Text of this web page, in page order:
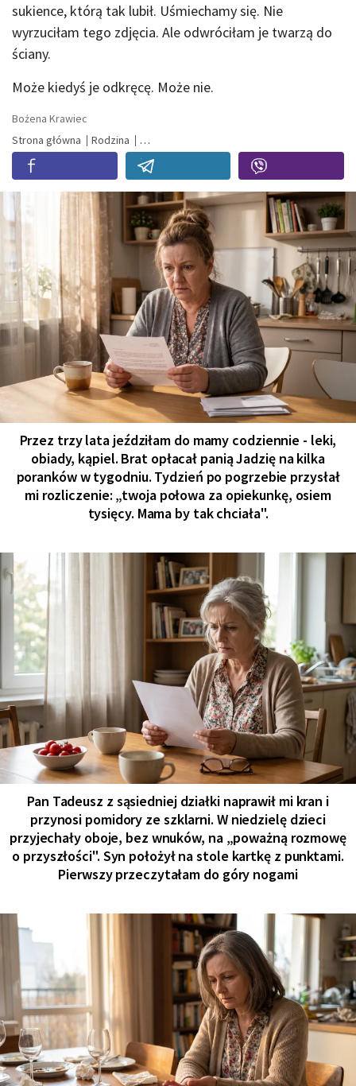
sukience, którą tak lubił. Uśmiechamy się. Nie
wyrzuciłam tego zdjęcia. Ale odwróciłam je twarzą do
ściany.
Może kiedyś je odkręcę. Może nie.
Bożena Krawiec
Strona główna
Rodzina
Przez trzy lata jeździłam do mamy codziennie - leki,
obiady, kąpiel. Brat opłacał panią Jadzię na kilka
poranków w tygodniu. Tydzień po pogrzebie przysłał
mi rozliczenie: „twoja połowa za opiekunkę, osiem
tysięcy. Mama by tak chciała".
Pan Tadeusz z sąsiedniej działki naprawił mi kran i
przynosi pomidory ze szklarni. W niedzielę dzieci
przyjechały oboje, bez wnuków, na „poważną rozmowę
o przyszłości". Syn położył na stole kartkę z punktami.
Pierwszy przeczytałam do góry nogami